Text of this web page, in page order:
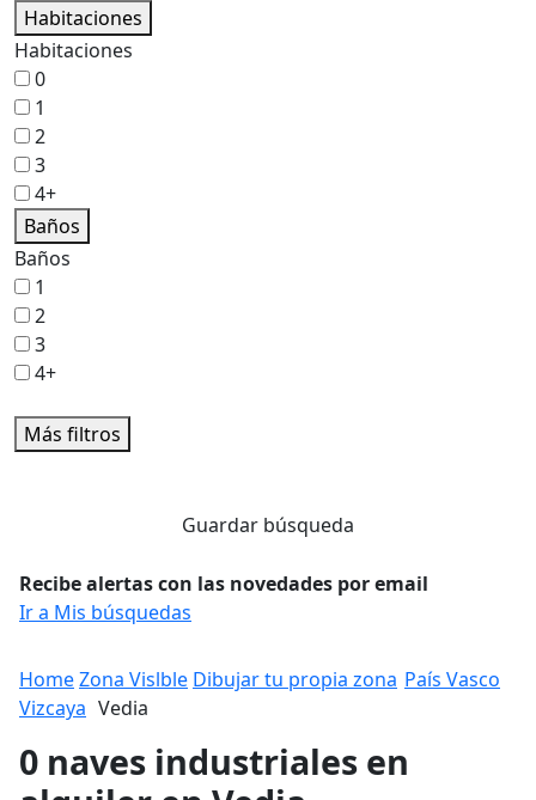
Habitaciones
Habitaciones
0
1
2
3
4+
Baños
Baños
1
2
3
4+
Más filtros
Guardar búsqueda
Recibe alertas con las novedades por email
Ir a Mis búsquedas
HomeZona Vislble Dibujar tu propia zona País Vasco
Vizcaya Vedia
0 naves industriales en